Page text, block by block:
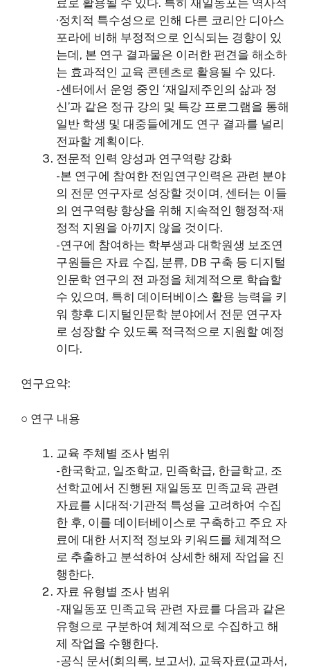
·정치적 특수성으로 인해 다른 코리안 디아스
포라에 비해 부정적으로 인식되는 경향이 있
는데, 본 연구 결과물은 이러한 편견을 해소하
는 효과적인 교육 콘텐츠로 활용될 수 있다.
-센터에서 운영 중인 ‘재일제주인의 삶과 정
신’과 같은 정규 강의 및 특강 프로그램을 통해
일반 학생 및 대중들에게도 연구 결과를 널리
전파할 계획이다.
전문적 인력 양성과 연구역량 강화
-본 연구에 참여한 전임연구인력은 관련 분야
의 전문 연구자로 성장할 것이며, 센터는 이들
의 연구역량 향상을 위해 지속적인 행정적·재
정적 지원을 아끼지 않을 것이다.
-연구에 참여하는 학부생과 대학원생 보조연
구원들은 자료 수집, 분류, DB 구축 등 디지털
인문학 연구의 전 과정을 체계적으로 학습할
수 있으며, 특히 데이터베이스 활용 능력을 키
워 향후 디지털인문학 분야에서 전문 연구자
로 성장할 수 있도록 적극적으로 지원할 예정
이다.
연구요약:
○ 연구 내용
교육 주체별 조사 범위
-한국학교, 일조학교, 민족학급, 한글학교, 조
선학교에서 진행된 재일동포 민족교육 관련
자료를 시대적·기관적 특성을 고려하여 수집
한 후, 이를 데이터베이스로 구축하고 주요 자
료에 대한 서지적 정보와 키워드를 체계적으
로 추출하고 분석하여 상세한 해제 작업을 진
행한다.
자료 유형별 조사 범위
-재일동포 민족교육 관련 자료를 다음과 같은
유형으로 구분하여 체계적으로 수집하고 해
제 작업을 수행한다.
-공식 문서(회의록, 보고서), 교육자료(교과서,